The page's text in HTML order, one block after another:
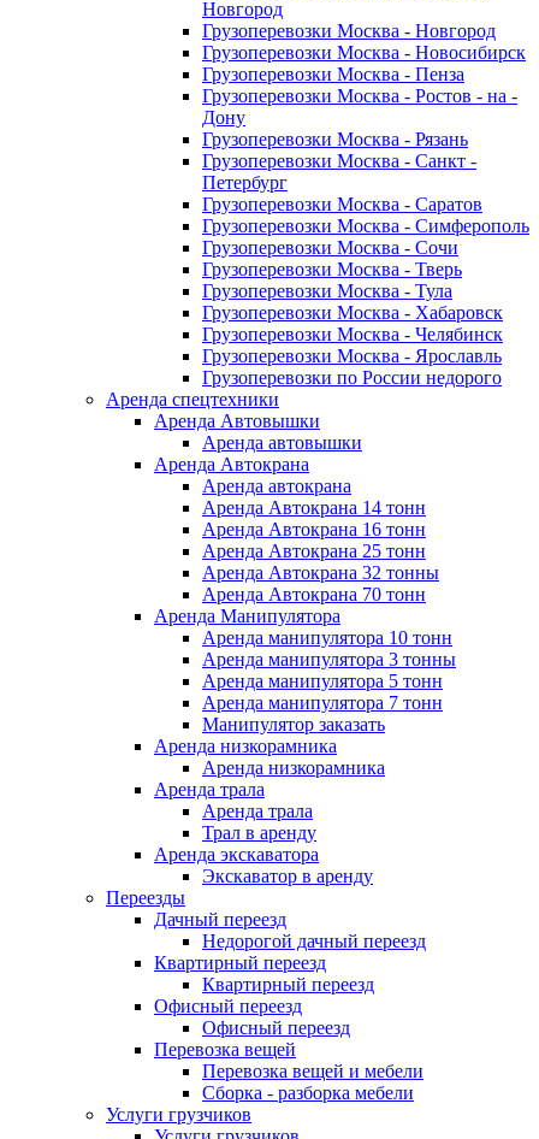
Новгород
Грузоперевозки Москва - Новгород
Грузоперевозки Москва - Новосибирск
Грузоперевозки Москва - Пенза
Грузоперевозки Москва - Ростов - на -
Дону
Грузоперевозки Москва - Рязань
Грузоперевозки Москва - Санкт -
Петербург
Грузоперевозки Москва - Саратов
Грузоперевозки Москва - Симферополь
Грузоперевозки Москва - Сочи
Грузоперевозки Москва - Тверь
Грузоперевозки Москва - Тула
Грузоперевозки Москва - Хабаровск
Грузоперевозки Москва - Челябинск
Грузоперевозки Москва - Ярославль
Грузоперевозки по России недорого
Аренда спецтехники
Аренда Автовышки
Аренда автовышки
Аренда Автокрана
Аренда автокрана
Аренда Автокрана 14 тонн
Аренда Автокрана 16 тонн
Аренда Автокрана 25 тонн
Аренда Автокрана 32 тонны
Аренда Автокрана 70 тонн
Аренда Манипулятора
Аренда манипулятора 10 тонн
Аренда манипулятора 3 тонны
Аренда манипулятора 5 тонн
Аренда манипулятора 7 тонн
Манипулятор заказать
Аренда низкорамника
Аренда низкорамника
Аренда трала
Аренда трала
Трал в аренду
Аренда экскаватора
Экскаватор в аренду
Переезды
Дачный переезд
Недорогой дачный переезд
Квартирный переезд
Квартирный переезд
Офисный переезд
Офисный переезд
Перевозка вещей
Перевозка вещей и мебели
Сборка - разборка мебели
Услуги грузчиков